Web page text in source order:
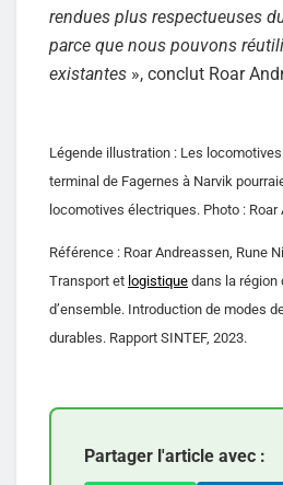
rendues plus respectueuses
parce que nous pouvons
existantes », conclut Roar
Légende illustration : Les
terminal de Fagernes à Narvik
locomotives électriques. Photo : Roar
Référence : Roar Andreassen, Rune
Transport et logistique dans la région
d’ensemble. Introduction de modes
durables. Rapport SINTEF, 2023.
Partager l'article avec :